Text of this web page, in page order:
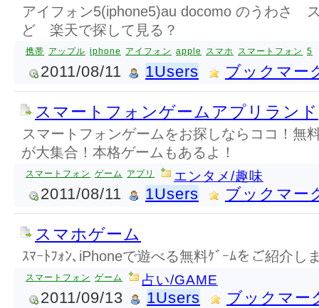
アイフォン5(iphone5)au docomo のうわさ
ど 楽天で探して見る？
携帯 アップル iphone アイフォン apple スマホ スマートフォン 5
2011/08/11 1Users ブックマー
スマートフォンゲームアプリランド
スマートフォンゲームをお探しならココ！無
が大集合！本格ゲームもあるよ！
スマートフォン ゲーム アプリ エンタメ/趣味
2011/08/11 1Users ブックマー
スマホゲーム
ｽﾏｰﾄﾌｫﾝ､iPhoneで遊べる無料ｹﾞｰﾑをご紹介し
スマートフォン ゲーム 占い/GAME
2011/09/13 1Users ブックマー